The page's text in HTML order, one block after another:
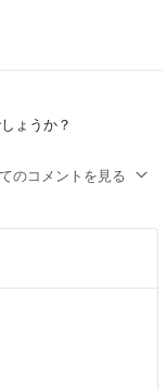
ップがある事があり
ますのでご了承の上
了承下さい。
ません。
評価をして頂きま
。返送された場合は往
ょうか？
のコメントを見る